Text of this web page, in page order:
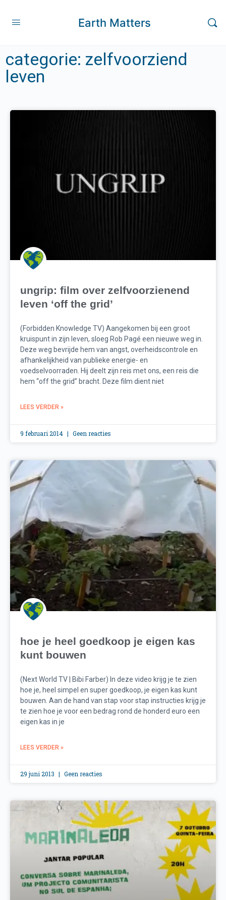
Earth Matters
categorie: zelfvoorziend
leven
ungrip: film over zelfvoorzienend
leven ‘off the grid’
(Forbidden Knowledge TV) Aangekomen bij een groot
kruispunt in zijn leven, sloeg Rob Pagé een nieuwe weg in.
Deze weg bevrijde hem van angst, overheidscontrole en
afhankelijkheid van publieke energie- en
voedselvoorraden. Hij deelt zijn reis met ons, een reis die
hem “off the grid” bracht. Deze film dient niet
LEES VERDER »
9 februari 2014 Geen reacties
hoe je heel goedkoop je eigen kas
kunt bouwen
(Next World TV | Bibi Farber) In deze video krijg je te zien
hoe je, heel simpel en super goedkoop, je eigen kas kunt
bouwen. Aan de hand van stap voor stap instructies krijg je
te zien hoe je voor een bedrag rond de honderd euro een
eigen kas in je
LEES VERDER »
29 juni 2013 Geen reacties